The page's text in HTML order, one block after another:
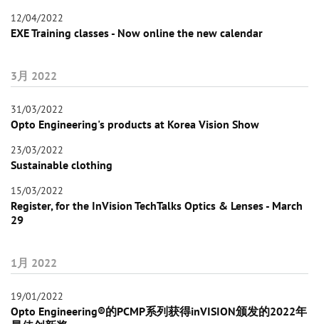
12/04/2022
EXE Training classes - Now online the new calendar
3月 2022
31/03/2022
Opto Engineering's products at Korea Vision Show
23/03/2022
Sustainable clothing
15/03/2022
Register, for the InVision TechTalks Optics & Lenses - March
29
1月 2022
19/01/2022
Opto Engineering®的PCMP系列获得inVISION颁发的2022年